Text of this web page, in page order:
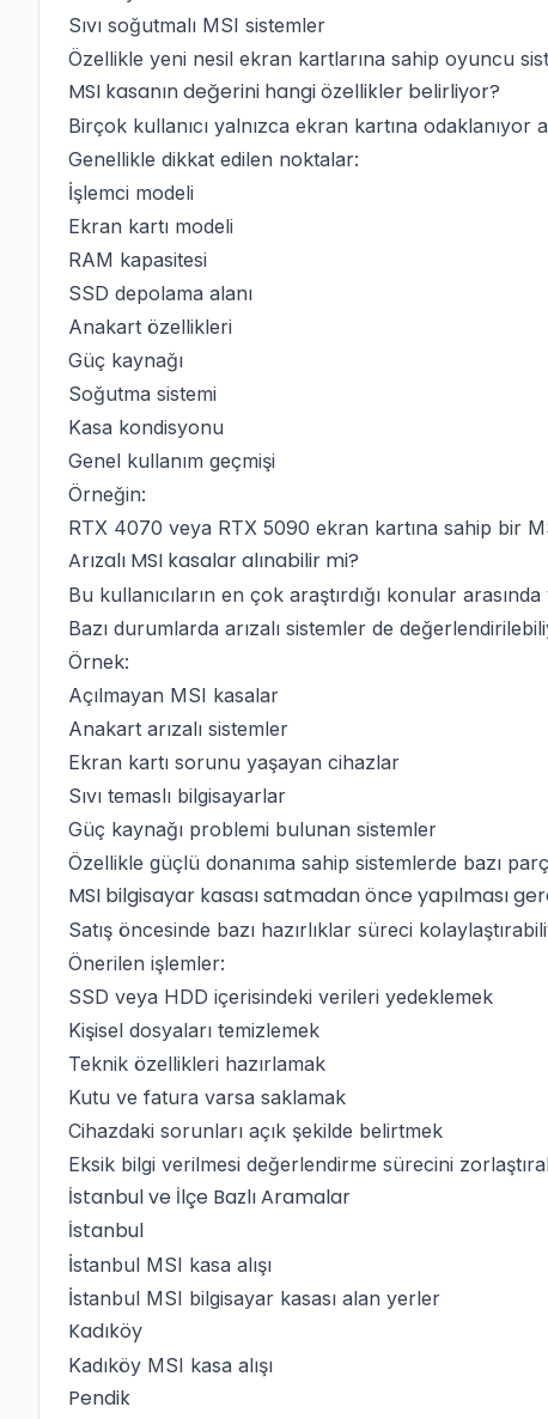
Sıvı soğutmalı MSI sistemler
Özellikle yeni nesil ekran kartlarına sahip oyuncu
MSI kasanın değerini hangi özellikler belirliyor?
Birçok kullanıcı yalnızca ekran kartına
Genellikle dikkat edilen noktalar:
İşlemci modeli
Ekran kartı modeli
RAM kapasitesi
SSD depolama alanı
Anakart özellikleri
Güç kaynağı
Soğutma sistemi
Kasa kondisyonu
Genel kullanım geçmişi
Örneğin:
RTX 4070 veya RTX 5090 ekran kartına sahip bir
Arızalı MSI kasalar alınabilir mi?
Bu kullanıcıların en çok araştırdığı konular
Bazı durumlarda arızalı sistemler de
Örnek:
Açılmayan MSI kasalar
Anakart arızalı sistemler
Ekran kartı sorunu yaşayan cihazlar
Sıvı temaslı bilgisayarlar
Güç kaynağı problemi bulunan sistemler
Özellikle güçlü donanıma sahip sistemlerde bazı
MSI bilgisayar kasası satmadan önce yapılması
Satış öncesinde bazı hazırlıklar süreci
Önerilen işlemler:
SSD veya HDD içerisindeki verileri yedeklemek
Kişisel dosyaları temizlemek
Teknik özellikleri hazırlamak
Kutu ve fatura varsa saklamak
Cihazdaki sorunları açık şekilde belirtmek
Eksik bilgi verilmesi değerlendirme sürecini
İstanbul ve İlçe Bazlı Aramalar
İstanbul
İstanbul MSI kasa alışı
İstanbul MSI bilgisayar kasası alan yerler
Kadıköy
Kadıköy MSI kasa alışı
Pendik